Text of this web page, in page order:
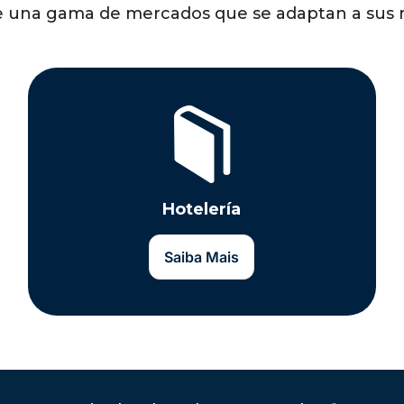
una gama de mercados que se adaptan a sus
Hotelería
Saiba Mais